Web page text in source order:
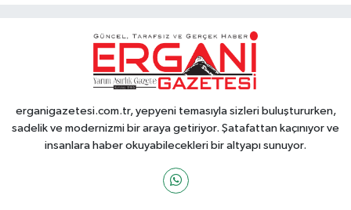
erganigazetesi.com.tr, yepyeni temasıyla sizleri buluştururken,
sadelik ve modernizmi bir araya getiriyor. Şatafattan kaçınıyor ve
insanlara haber okuyabilecekleri bir altyapı sunuyor.